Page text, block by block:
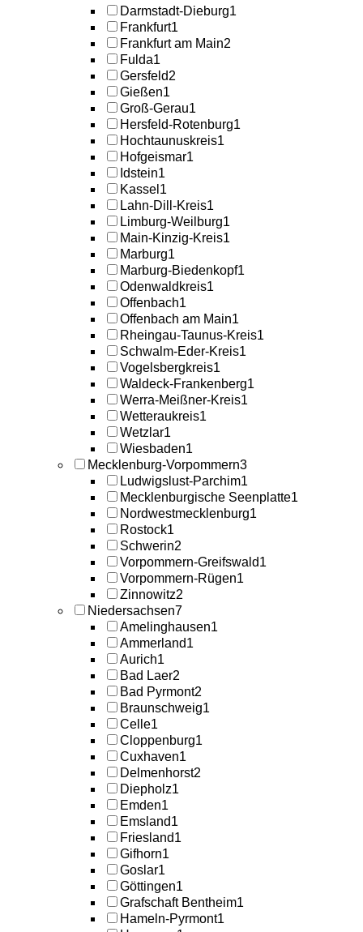
Darmstadt-Dieburg1
Frankfurt1
Frankfurt am Main2
Fulda1
Gersfeld2
Gießen1
Groß-Gerau1
Hersfeld-Rotenburg1
Hochtaunuskreis1
Hofgeismar1
Idstein1
Kassel 1
Lahn-Dill-Kreis1
Limburg-Weilburg1
Main-Kinzig-Kreis1
Marburg1
Marburg-Biedenkopf1
Odenwaldkreis1
Offenbach1
Offenbach am Main1
Rheingau-Taunus-Kreis1
Schwalm-Eder-Kreis1
Vogelsbergkreis1
Waldeck-Frankenberg1
Werra-Meißner-Kreis1
Wetteraukreis1
Wetzlar1
Wiesbaden1
Mecklenburg-Vorpommern3
Ludwigslust-Parchim1
Mecklenburgische Seenplatte1
Nordwestmecklenburg1
Rostock1
Schwerin2
Vorpommern-Greifswald1
Vorpommern-Rügen1
Zinnowitz2
Niedersachsen7
Amelinghausen1
Ammerland1
Aurich1
Bad Laer2
Bad Pyrmont2
Braunschweig1
Celle1
Cloppenburg1
Cuxhaven1
Delmenhorst2
Diepholz1
Emden1
Emsland1
Friesland1
Gifhorn1
Goslar1
Göttingen1
Grafschaft Bentheim1
Hameln-Pyrmont1